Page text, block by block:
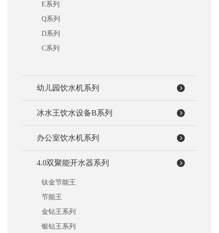
E系列
Q系列
D系列
C系列
幼儿园饮水机系列
冰水王饮水设备B系列
办公室饮水机系列
4.0双聚能开水器系列
钛金节能王
节能王
金钻王系列
银钻王系列